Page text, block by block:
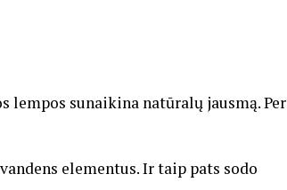
lempos sunaikina natūralų jausmą. Per
elementus. Ir taip pats sodo